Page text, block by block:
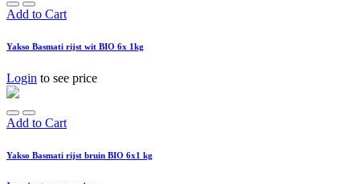
Add to Cart
Yakso Basmati rijst wit BIO 6x 1kg
Login to see price
Add to Cart
Yakso Basmati rijst bruin BIO 6x1 kg